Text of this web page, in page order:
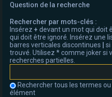
Question de la recherche
Rechercher par mots-clés :
Insérez + devant un mot qui doit
qui doit être ignoré. Insérez une
barres verticales discontinues
si
trouvé. Utilisez * comme joker si
recherches partielles.
Rechercher tous les termes
élément